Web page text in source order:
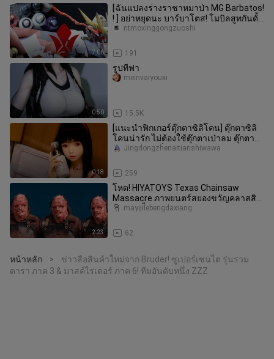
7:06
[ฉันแปลงร่างราชาหมาป่า MG Barbatos!
! ] อย่าหยุดนะ บาร์บาโตส! โมบิลสูทกันดั้ม
Iron Blood Orphans 【 N
191
ntmoxinggongzuoshi
0:50
รูปทีฟา
15.5K
meinvaiyouxi
0:18
[แนะนำฟิกเกอร์ตุ๊กตาซิลิโคน] ตุ๊กตาซิลิ
โคนน่ารัก ไม่ต้องใช้ตุ๊กตาเป่าลม ตุ๊กตา
ทางกายภาพที่คุณสามารถใ
259
Jingdongzhenaitianshiwawa
2:23
โหด! HIYATOYS Texas Chainsaw
Massacre ภาพยนตร์สยองขวัญคลาสสิก
1/12 6 นิ้วของเล่นรุ่นเล่นรูป ไม่สำหรั
62
mayijilebengdaxiang
หน้าหลัก >
ข่าวลือสินค้าใหม่จาก Bruder! ซูเปอร์เซนไต รุ่นรวม
ดารา ภาค 3 & มาสค์ไรเดอร์ ภาค 6! ทีมอันดับหนึ่ง ZZZ